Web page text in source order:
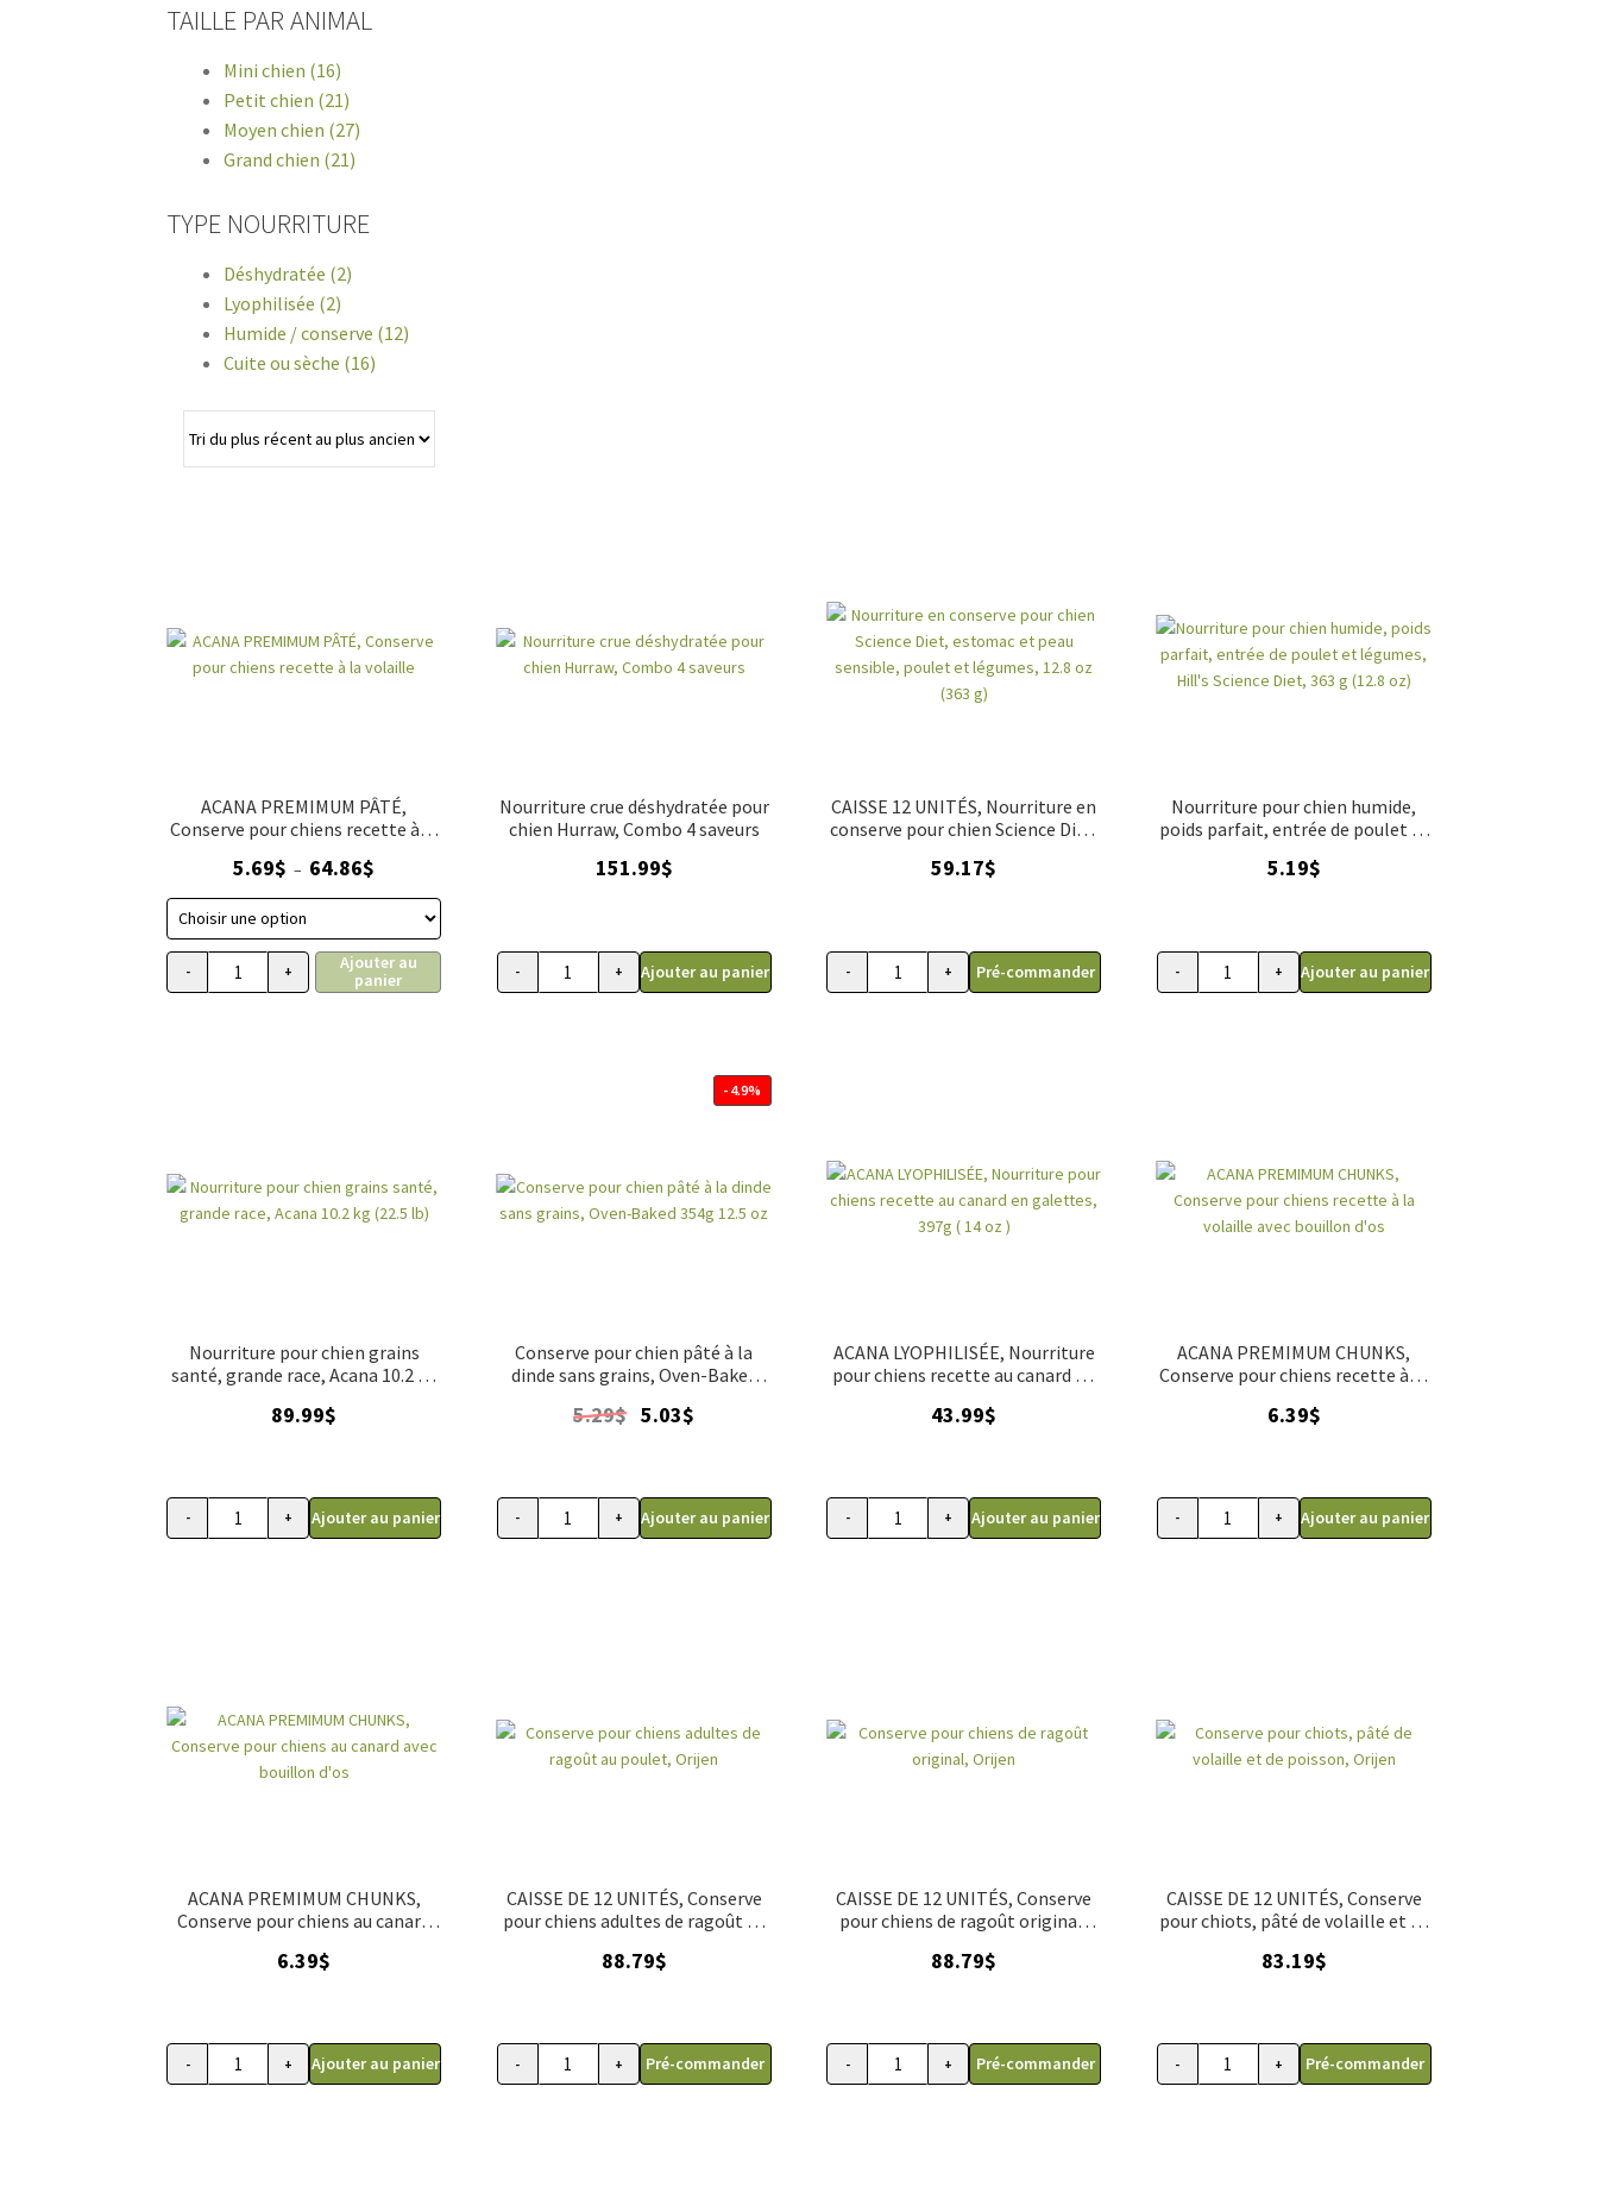
TAILLE PAR ANIMAL
Mini chien (16)
Petit chien (21)
Moyen chien (27)
Grand chien (21)
TYPE NOURRITURE
Déshydratée (2)
Lyophilisée (2)
Humide / conserve (12)
Cuite ou sèche (16)
ACANA PREMIMUM PÂTÉ,
Conserve pour chiens recette à la
5.69$ – 64.86$
5.69$
à
64.86$
quantité de ACANA PREMIMUM PÂTÉ, Conserve pour chiens recette à la volaille
- +
Ajouter au
panier
Nourriture crue déshydratée pour
chien Hurraw, Combo 4 saveurs
151.99$
quantité de Nourriture crue déshydratée pour chien Hurraw, Combo 4 saveurs
- + Ajouter au panier
CAISSE 12 UNITÉS, Nourriture en
conserve pour chien Science Diet,
et légumes
59.17$
quantité de CAISSE 12 UNITÉS, Nourriture en conserve pour chien Science Diet, estomac et peau
- + Pré-commander
Nourriture pour chien humide,
poids parfait, entrée de poulet et
(12.8 oz)
5.19$
quantité de Nourriture pour chien humide, poids
- + Ajouter au panier
Nourriture pour chien grains
santé, grande race, Acana 10.2 kg
89.99$
quantité de Nourriture pour chien grains santé, grande race, Acana 10.2 kg (22.5 lb)
- + Ajouter au panier
Conserve pour chien pâté à la
dinde sans grains, Oven-Baked
- 4.9%
5.29$
Le
5.29$.
5.03$
5.03$.
quantité de Conserve pour chien pâté à la dinde sans grains, Oven-Baked 354g 12.5 oz
- + Ajouter au panier
ACANA LYOPHILISÉE, Nourriture
pour chiens recette au canard en
43.99$
quantité de ACANA LYOPHILISÉE, Nourriture pour chiens recette au canard en galettes, 397g ( 14 oz
- + Ajouter au panier
ACANA PREMIMUM CHUNKS,
Conserve pour chiens recette à la
6.39$
quantité de ACANA PREMIMUM CHUNKS,
- + Ajouter au panier
ACANA PREMIMUM CHUNKS,
Conserve pour chiens au canard
6.39$
quantité de ACANA PREMIMUM CHUNKS, Conserve pour chiens au canard avec bouillon d'os
- + Ajouter au panier
CAISSE DE 12 UNITÉS, Conserve
pour chiens adultes de ragoût au
88.79$
quantité de CAISSE DE 12 UNITÉS, Conserve pour chiens adultes de ragoût au poulet, Orijen
- + Pré-commander
CAISSE DE 12 UNITÉS, Conserve
pour chiens de ragoût original,
88.79$
quantité de Conserve pour chiens de ragoût original, Orijen
- + Pré-commander
CAISSE DE 12 UNITÉS, Conserve
pour chiots, pâté de volaille et de
83.19$
quantité de Conserve pour chiots, pâté de volaille
- + Pré-commander